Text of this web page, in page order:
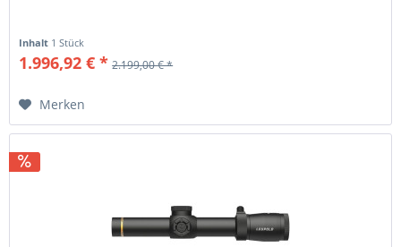
Inhalt 1 Stück
1.996,92 € * 2.199,00 € *
Merken